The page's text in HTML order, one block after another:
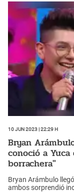
10 Jun 2023 | 22:29 h
Bryan
conoció a
borrachera"
Bryan Arámbulo
ambos sorprendió